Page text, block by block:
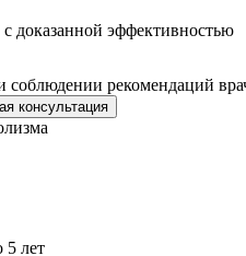
доказанной эффективностью
соблюдении рекомендаций
консультация
5 лет